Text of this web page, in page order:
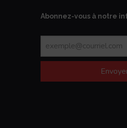
Abonnez-vous à notre